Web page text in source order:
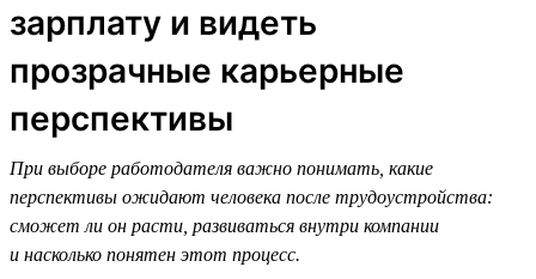
зарплату и видеть
прозрачные карьерные
перспективы
При выборе работодателя важно понимать, какие
перспективы ожидают человека после трудоустройства:
сможет ли он расти, развиваться внутри компании
и насколько понятен этот процесс.